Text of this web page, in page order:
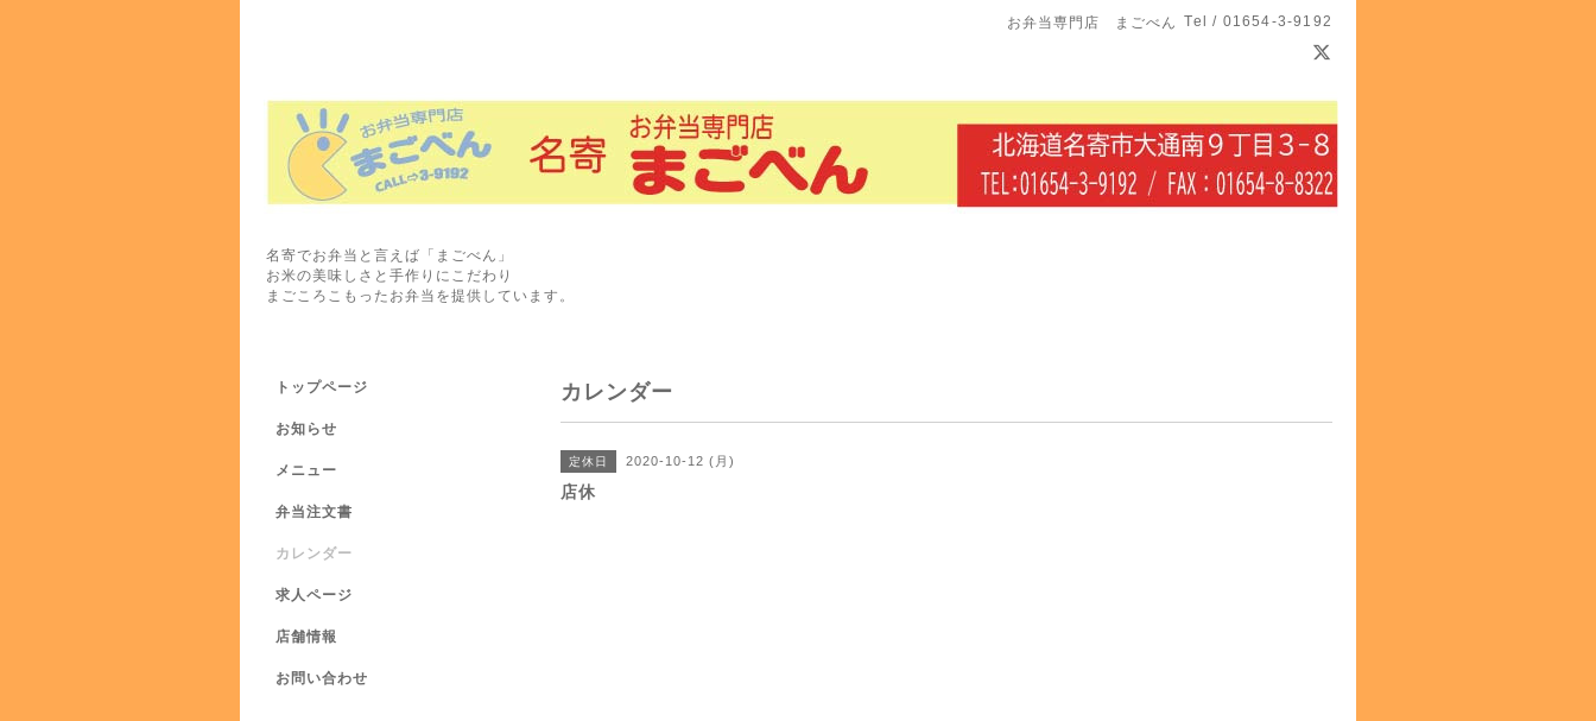
お弁当専門店 まごべん Tel / 01654-3-9192
名寄でお弁当と言えば「まごべん」
お米の美味しさと手作りにこだわり
まごころこもったお弁当を提供しています。
カレンダー
定休日 2020-10-12 (月)
店休
トップページ
お知らせ
メニュー
弁当注文書
カレンダー
求人ページ
店舗情報
お問い合わせ